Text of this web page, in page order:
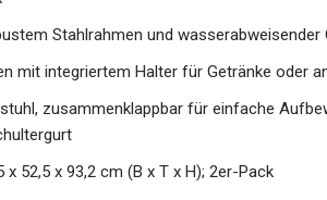
Stahlrahmen und
mit integriertem Halter für Getränke oder
zusammenklappbar für einfache
x 52,5 x 93,2 cm (B x T x H); 2er-Pack